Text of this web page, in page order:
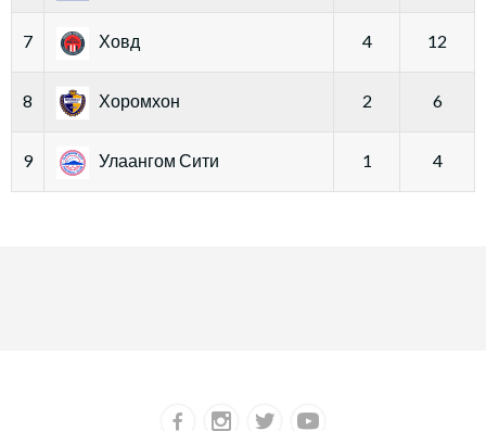
7 Ховд 4 12
8 Хоромхон 2 6
9 Улаангом Сити 1 4